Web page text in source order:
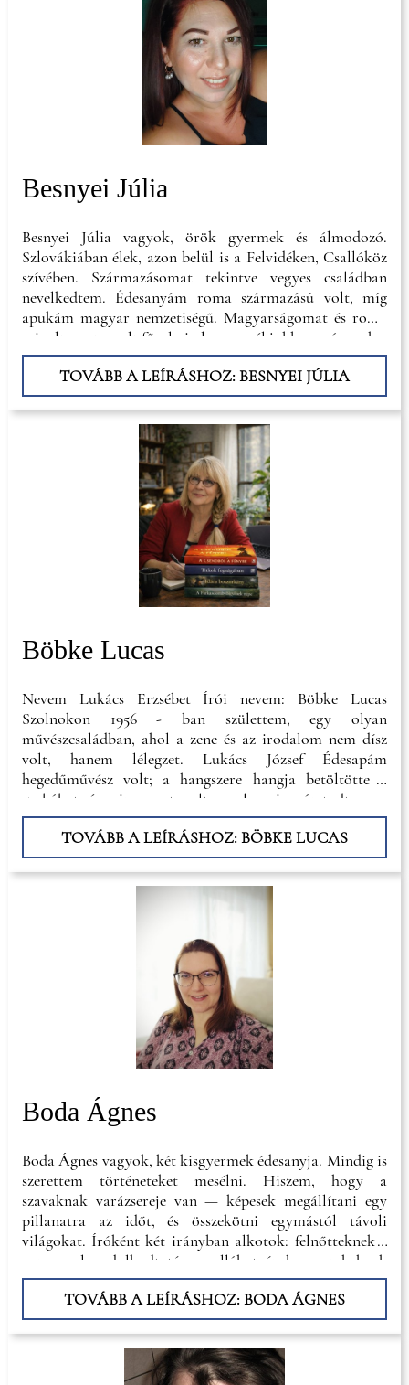
Besnyei Júlia
Besnyei Júlia vagyok, örök gyermek és álmodozó.
Szlovákiában élek, azon belül is a Felvidéken, Csallóköz
szívében. Származásomat tekintve vegyes családban
nevelkedtem. Édesanyám roma származású volt, míg
apukám magyar nemzetiségű. Magyarságomat és roma
mivoltomat emelt fővel viselem, ennél jobban már csak a
gyönyörű négy gyermekemre vagyok büszkébb, akik
ragyogástTOVÁBB A LEÍRÁSHOZ: BESNYEI JÚLIA
Böbke Lucas
Nevem Lukács Erzsébet Írói nevem: Böbke Lucas
Szolnokon 1956 - ban születtem, egy olyan
művészcsaládban, ahol a zene és az irodalom nem dísz
volt, hanem lélegzet. Lukács József Édesapám
hegedűművész volt; a hangszere hangja betöltötte a
szobákat, és mire megtanultam olvasni, már tudtam: a
történeteknek súlya van. Megtartanak, vagy elengednek
– középút nincs. Engem megtartott, de íróként a
munkám mellett sok évig, mint banki tisztviselő majd
budapesti látássérültek klubjának vezetője, rendezvény
szervezői munkám és három gyermekem mellett.
TOVÁBB A LEÍRÁSHOZ: BÖBKE LUCAS
Boda Ágnes
Boda Ágnes vagyok, két kisgyermek édesanyja. Mindig is
szerettem történeteket mesélni. Hiszem, hogy a
szavaknak varázsereje van — képesek megállítani egy
pillanatra az időt, és összekötni egymástól távoli
világokat. Íróként két irányban alkotok: felnőtteknek 5
perces, elgondolkodtató novellákat írok, gyerekeknek
pedig mesekönyvet, amelyben a hétköznapok apró csodái
kelnek életre. A regényírás pedig távlati terveim közt
szerepel. Nap mint nap inspirálnak azok az őszinte, derűs
és néha kaotikus pillanatok, amelyeket a gyerekek
hoznak az életünkbe.
TOVÁBB A LEÍRÁSHOZ: BODA ÁGNES